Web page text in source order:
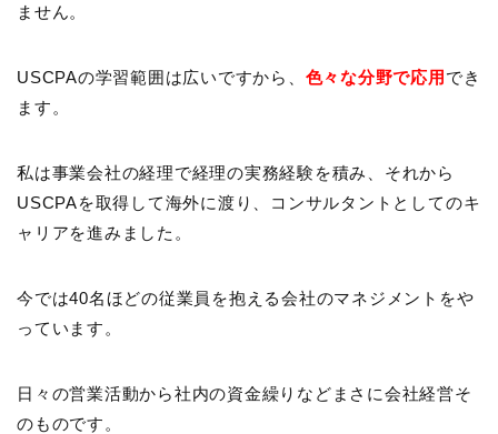
ません。
USCPAの学習範囲は広いですから、 色々な分野で応用 でき
ます。
私は事業会社の経理で経理の実務経験を積み、それから
USCPAを取得して海外に渡り、コンサルタントとしてのキ
ャリアを進みました。
今では40名ほどの従業員を抱える会社のマネジメントをや
っています。
日々の営業活動から社内の資金繰りなどまさに会社経営そ
のものです。